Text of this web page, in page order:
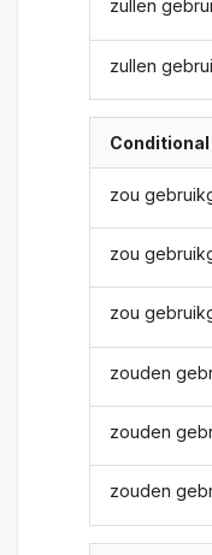
zullen
zullen
zou
zou
zou
zouden
zouden
zouden